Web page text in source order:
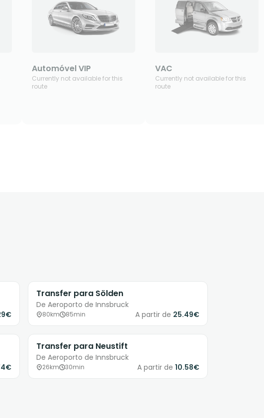
Automóvel VIP
Currently not available for this
route
VAC
Currently not available for this
route
Transfer para Sölden
De Aeroporto de Innsbruck
80km 85min A partir de 25.49€
Transfer para Neustift
De Aeroporto de Innsbruck
26km 30min A partir de 10.58€